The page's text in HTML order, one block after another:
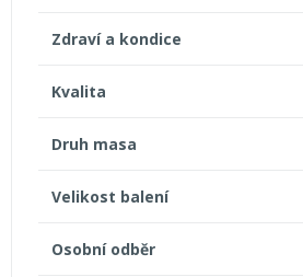
Zdraví a kondice
Kvalita
Druh masa
Velikost balení
Osobní odběr